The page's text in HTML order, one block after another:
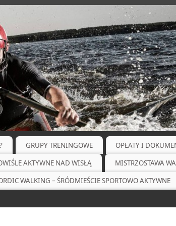
GRUPY TRENINGOWE OPŁATY I
AKTYWNE NAD WISŁĄ
MISTRZOSTAWA
WALKING – ŚRÓDMIEŚCIE SPORTOWO AKTYWNE